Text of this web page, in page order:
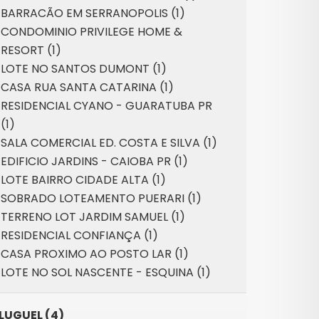
BARRACÃO EM SERRANOPOLIS (1)
CONDOMINIO PRIVILEGE HOME &
RESORT (1)
LOTE NO SANTOS DUMONT (1)
CASA RUA SANTA CATARINA (1)
RESIDENCIAL CYANO - GUARATUBA PR
(1)
SALA COMERCIAL ED. COSTA E SILVA (1)
EDIFICIO JARDINS - CAIOBA PR (1)
LOTE BAIRRO CIDADE ALTA (1)
SOBRADO LOTEAMENTO PUERARI (1)
TERRENO LOT JARDIM SAMUEL (1)
RESIDENCIAL CONFIANÇA (1)
CASA PROXIMO AO POSTO LAR (1)
LOTE NO SOL NASCENTE - ESQUINA (1)
(4)